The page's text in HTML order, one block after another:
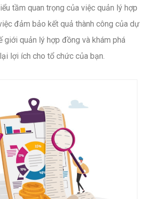
tầm quan trọng của việc quản lý hợp
đảm bảo kết quả thành công của dự
giới quản lý hợp đồng và khám phá
lợi ích cho tổ chức của bạn.